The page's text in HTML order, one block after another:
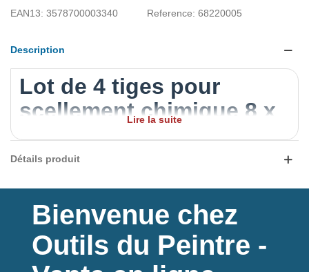
EAN13: 3578700003340 Reference: 68220005
Description
Lot de 4 tiges pour
scellement chimique 8 x
100 mm
Ce lot de 4 tiges
est
pour fixer des charges lourdes sur des supports pleins
(béton, brique pleine) ou creux (brique creuse, parpaing) en
offrant une tenue durable et sécurisée.
Faciles à poser, ces tiges s'intègrent parfaitement aux
systèmes d' ancrage chimique
et garantissent une force
Lire la suite
Détails produit
Bienvenue chez
Outils du Peintre -